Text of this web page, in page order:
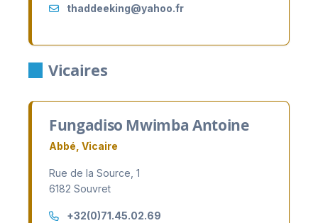
thaddeeking@yahoo.fr
Vicaires
Fungadiso Mwimba Antoine
Abbé, Vicaire
Rue de la Source, 1
6182 Souvret
+32(0)71.45.02.69